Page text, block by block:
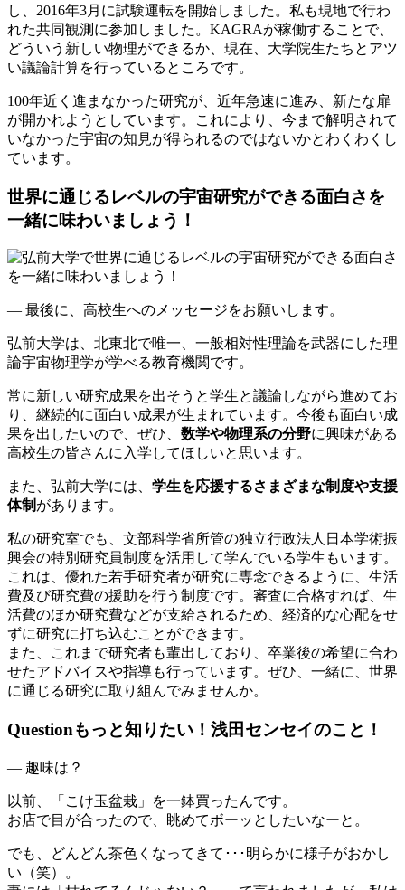
し、2016年3月に試験運転を開始しました。私も現地で行わ
れた共同観測に参加しました。KAGRAが稼働することで、
どういう新しい物理ができるか、現在、大学院生たちとアツ
い議論計算を行っているところです。
100年近く進まなかった研究が、近年急速に進み、新たな扉
が開かれようとしています。これにより、今まで解明されて
いなかった宇宙の知見が得られるのではないかとわくわくし
ています。
世界に通じるレベルの宇宙研究ができる面白さを
一緒に味わいましょう！
― 最後に、高校生へのメッセージをお願いします。
弘前大学は、北東北で唯一、一般相対性理論を武器にした理
論宇宙物理学が学べる教育機関です。
常に新しい研究成果を出そうと学生と議論しながら進めてお
り、継続的に面白い成果が生まれています。今後も面白い成
果を出したいので、ぜひ、 数学や物理系の分野に興味がある
高校生の皆さんに入学してほしいと思います。
また、弘前大学には、 学生を応援するさまざまな制度や支援
体制 があります。
私の研究室でも、文部科学省所管の独立行政法人日本学術振
興会の特別研究員制度を活用して学んでいる学生もいます。
これは、優れた若手研究者が研究に専念できるように、生活
費及び研究費の援助を行う制度です。審査に合格すれば、生
活費のほか研究費などが支給されるため、経済的な心配をせ
ずに研究に打ち込むことができます。
また、これまで研究者も輩出しており、卒業後の希望に合わ
せたアドバイスや指導も行っています。ぜひ、一緒に、世界
に通じる研究に取り組んでみませんか。
Questionもっと知りたい！浅田センセイのこと！
― 趣味は？
以前、「こけ玉盆栽」を一鉢買ったんです。
お店で目が合ったので、眺めてボーッとしたいなーと。
でも、どんどん茶色くなってきて･･･明らかに様子がおかし
い（笑）。